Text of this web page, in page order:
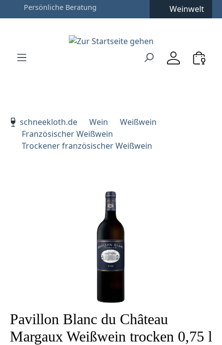
Zum Hauptinhalt springen
Zur Hauptnavigation springen
Weinwelt
schneekloth.de
Wein
Weißwein
Französischer Weißwein
Trockener französischer Weißwein
Bildergalerie überspringen
Pavillon Blanc du Château
Margaux Weißwein trocken 0,75 l